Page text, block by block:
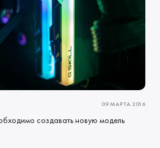
09 МАРТА 2016
создавать новую модель